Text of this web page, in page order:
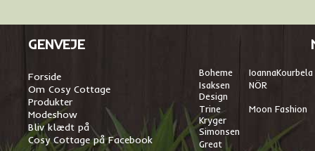
GENVEJE
Forside
Om Cosy Cottage
Produkter
Modeshow
Bliv klædt på
Cosy Cottage på Facebook
Boheme IoannaKourbela
Isaksen
Design
NÖR
Trine
Kryger
Simonsen
Moon Fashion
Great